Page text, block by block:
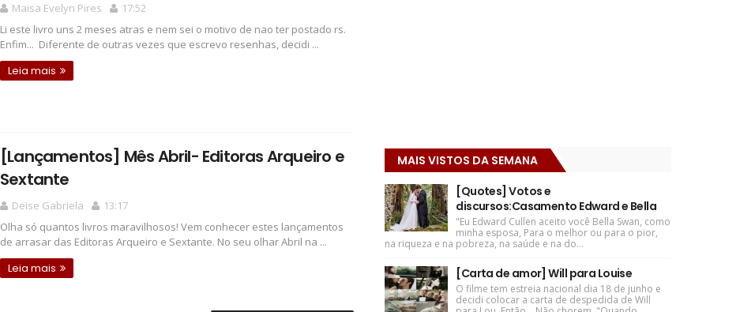
Maisa Evelyn Pires
17:52
Li este livro uns 2 meses atras e nem sei o motivo de nao ter postado rs.
Enfim... Diferente de outras vezes que escrevo resenhas, decidi ...
Leia mais
[Lançamentos] Mês Abril- Editoras Arqueiro e
Sextante
Deise Gabriela
13:17
Olha só quantos livros maravilhosos! Vem conhecer estes lançamentos
de arrasar das Editoras Arqueiro e Sextante. No seu olhar Abril na ...
Leia mais
MAIS VISTOS DA SEMANA
[Quotes] Votos e
discursos:Casamento Edward e Bella
"Eu Edward Cullen aceito você Bella Swan, como
minha esposa, Para o melhor ou para o pior,
na riqueza e na pobreza, na saúde e na do...
[Carta de amor] Will para Louise
O filme tem estreia nacional dia 18 de junho e
decidi colocar a carta de despedida de Will